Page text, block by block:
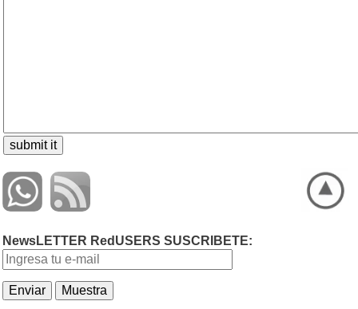
NewsLETTER RedUSERS SUSCRIBETE: